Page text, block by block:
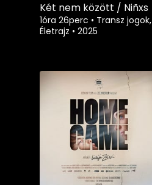
Két nem között / Niñxs
1óra 26perc • Transz jogok,
Életrajz • 2025